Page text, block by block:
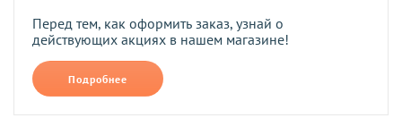
Перед тем, как оформить заказ, узнай о
действующих акциях в нашем магазине!
Подробнее